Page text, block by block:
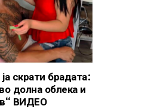
скрати брадата:
долна облека и
ВИДЕО